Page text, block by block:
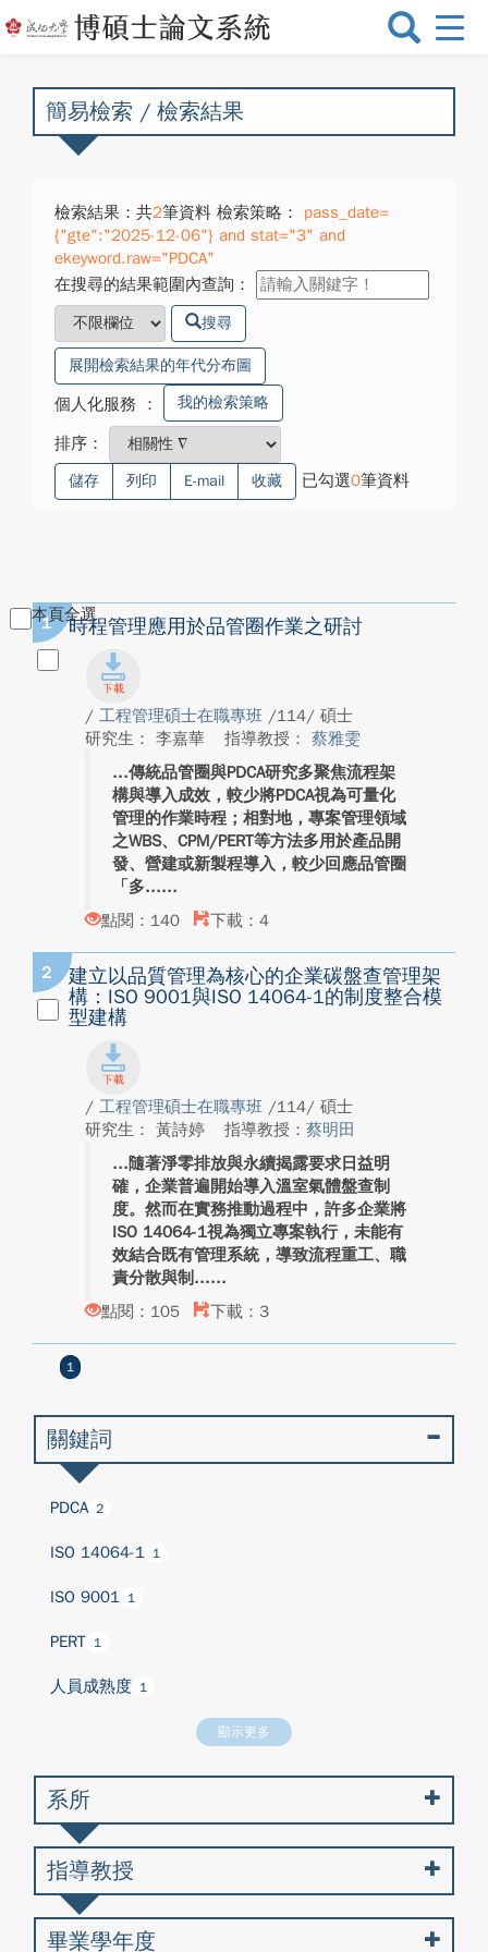
選
換
簡易檢索 / 檢索結果
檢索結果：共2筆資料 檢索策略：
pass_date=
{"gte":"2025-12-06"} and stat="3" and
ekeyword.raw="PDCA"
在搜尋的結果範圍內查詢：
搜尋
展開檢索結果的年代分布圖
個人化服務 ： 我的檢索策略
排序：
儲存 列印 E-mail 收藏 已勾選0筆資料
本頁全選
1 時程管理應用於品管圈作業之研討
/ 工程管理碩士在職專班 /114/ 碩士
研究生： 李嘉華
指導教授： 蔡雅雯
傳統品管圈與PDCA研究多聚焦流程架
構與導入成效，較少將PDCA視為可量化
管理的作業時程；相對地，專案管理領域
之WBS、CPM/PERT等方法多用於產品開
發、營建或新製程導入，較少回應品管圈
「多...
點閱：140
下載：4
2
建立以品質管理為核心的企業碳盤查管理架
構：ISO 9001與ISO 14064-1的制度整合模
型建構
/ 工程管理碩士在職專班 /114/ 碩士
研究生： 黃詩婷
指導教授： ​蔡明田
隨著淨零排放與永續揭露要求日益明
確，企業普遍開始導入溫室氣體盤查制
度。然而在實務推動過程中，許多企業將
ISO 14064-1視為獨立專案執行，未能有
效結合既有管理系統，導致流程重工、職
責分散與制...
點閱：105
下載：3
1
關鍵詞
PDCA 2
ISO 14064-1 1
ISO 9001 1
PERT 1
人員成熟度 1
顯示更多
系所
指導教授
畢業學年度